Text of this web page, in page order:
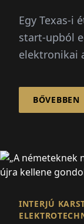
Egy Texas-i
start-upból
elektronikai
BŐVEBBEN
INTERJÚ